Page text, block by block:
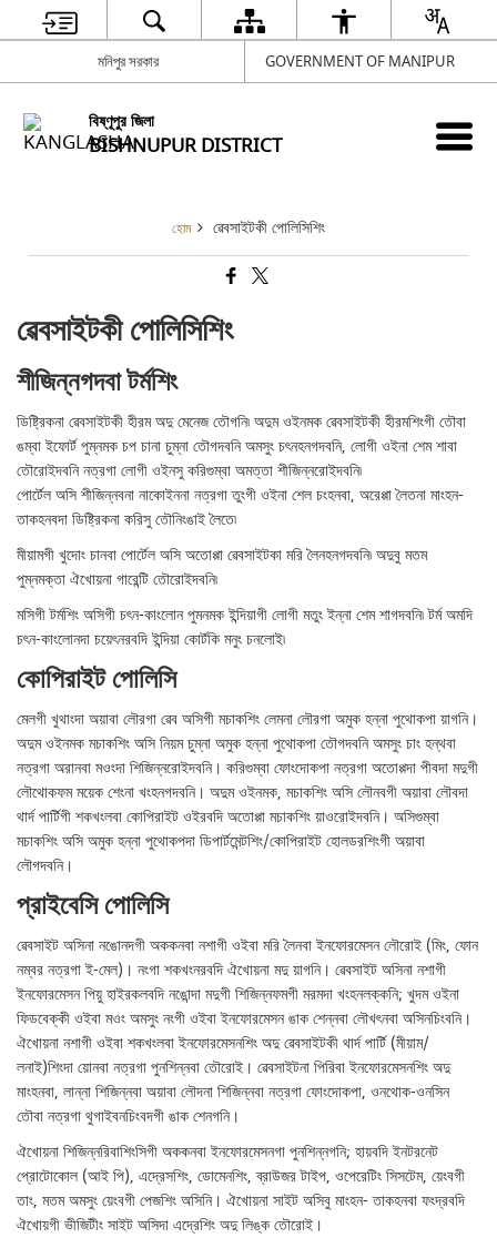
মনিপুর সরকার GOVERNMENT OF MANIPUR
বিষ্ণূপুর জিলা
BISHNUPUR DISTRICT
হোম ৱেবসাইটকী পোলিসিশিং
ৱেবসাইটকী পোলিসিশিং
শীজিন্নগদবা টর্মশিং
ডিষ্ট্রিকনা ৱেবসাইটকী হীরম অদু মেনেজ তৌগনি৷ অদুম ওইনমক ৱেবসাইটকী হীরমশিংগী তৌবা
ঙম্বা ইফোর্ট পুম্নমক চপ চানা চুম্না তৌগদবনি অমসুং চৎনহনগদবনি, লোগী ওইনা শেম শাবা
তৌরোইদবনি নত্রগা লোগী ওইনসু করিগুম্বা অমত্তা শীজিন্নরোইদবনি৷
পোর্টেল অসি শীজিন্নবনা নাকোইননা নত্রগা তুংগী ওইনা শেল চংহনবা, অরেপ্পা লৈতনা মাংহন-
তাকহনবদা ডিষ্ট্রিকনা করিসু তৌনিংঙাই লৈতে৷
মীয়ামগী খুদোং চানবা পোর্টেল অসি অতোপ্পা ৱেবসাইটকা মরি লৈনহনগদবনি৷ অদুবু মতম
পুম্নমক্তা ঐখোয়না গারেন্টি তৌরোইদবনি৷
মসিগী টর্মশিং অসিগী চৎন-কাংলোন পুমনমক ইন্দিয়াগী লোগী মতুং ইন্না শেম শাগদবনি৷ টর্ম অমদি
চৎন-কাংলোনদা চয়েৎনরবদি ইন্দিয়া কোর্টকি মনুং চনলোই৷
কোপিরাইট পোলিসি
মেলগী খুথাংদা অয়াবা লৌরগা ৱেব অসিগী মচাকশিং লেমনা লৌরগা অমুক হন্না পুথোকপা য়াগনি।
অদুম ওইনমক মচাকশিং অসি নিয়ম চুম্না অমুক হন্না পুথোকপা তৌগদবনি অমসুং চাং হন্থবা
নত্রগা অরানবা মওংদা শিজিন্নরোইদবনি। করিগুম্বা ফোংদোকপা নত্রগা অতোপ্পদা পীবদা মদুগী
লৌথোকফম ময়েক শেংনা খংহনগদবনি। অদুম ওইনমক, মচাকশিং অসি লৌনবগী অয়াবা লৌবদা
থার্দ পার্টিগী শকখংলবা কোপিরাইট ওইরবদি অতোপ্পা মচাকশিং য়াওরোইদবনি। অসিগুম্বা
মচাকশিং অসি অমুক হন্না পুথোকপদা ডিপার্টমেন্টশিং/কোপিরাইট হোলডরশিংগী অয়াবা
লৌগদবনি।
প্রাইবেসি পোলিসি
ৱেবসাইট অসিনা নঙোনদগী অককনবা নশাগী ওইবা মরি লৈনবা ইনফোরমেসন লৌরোই (মিং, ফোন
নম্বর নত্রগা ই-মেল)। নংগা শকখংনরবদি ঐখোয়না মদু য়াগনি। ৱেবসাইট অসিনা নশাগী
ইনফোরমেসন পিয়ু হাইরকলবদি নঙোন্দা মদুগী শিজিন্নফমগী মরমদা খংহনলক্কনি; খুদম ওইনা
ফিডবেক্কী ওইবা মওং অমসুং নংগী ওইবা ইনফোরমেসন ঙাক শেন্নবা লৌখৎনবা অসিনচিংবনি।
ঐখোয়না নশাগী ওইবা শকখংলবা ইনফোরমেসনশিং অদু ৱেবসাইটকী থার্দ পার্টি (মীয়াম/
লনাই)শিংদা য়োনবা নত্রগা পুনশিন্নবা তৌরোই। ৱেবসাইটনা পিরিবা ইনফোরমেসনশিং অদু
মাংহনবা, লান্না শিজিন্নবা অয়াবা লৌদনা শিজিন্নবা নত্রগা ফোংদোকপা, ওনথোক-ওনসিন
তৌবা নত্রগা থুগাইবনচিংবদগী ঙাক শেনগনি।
ঐখোয়না শিজিন্নরিবাশিংসিগী অককনবা ইনফোরমেসনগা পুনশিন্নগনি; হায়বদি ইনটরনেট
প্রোটোকোল (আই পি), এদ্রেসশিং, ডোমেনশিং, ব্রাউজর টাইপ, ওপেরেটিং সিসটেম, য়েংবগী
তাং, মতম অমসুং য়েংবগী পেজশিং অসিনি। ঐখোয়না সাইট অসিবু মাংহন- তাকহনবা ফংদ্রবদি
ঐখোয়গী ভীজিটীং সাইট অসিদা এদ্রেশিং অদু লিঙ্ক তৌরোই।